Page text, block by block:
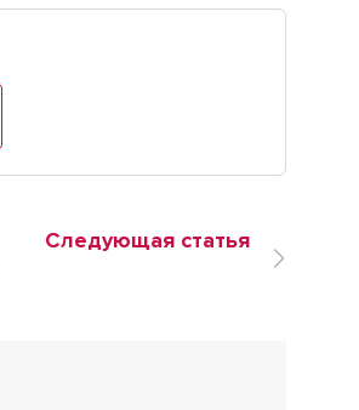
Следующая статья